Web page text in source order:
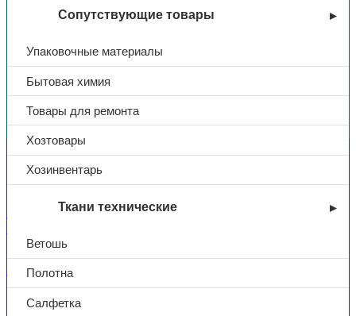
Сопутствующие товары
Упаковочные материалы
Бытовая химия
Товары для ремонта
Хозтовары
Хозинвентарь
Ткани технические
Ветошь
Полотна
Салфетка
Вы недавно смотрели
Контакты
+7 (831) 214-01-31
101@adk52.ru